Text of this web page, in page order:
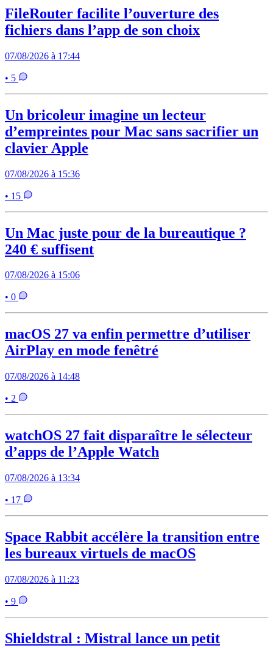
FileRouter facilite l’ouverture des
fichiers dans l’app de son choix
07/08/2026 à 17:44
• 5
Un bricoleur imagine un lecteur
d’empreintes pour Mac sans sacrifier un
clavier Apple
07/08/2026 à 15:36
• 15
Un Mac juste pour de la bureautique ?
240 € suffisent
07/08/2026 à 15:06
• 0
macOS 27 va enfin permettre d’utiliser
AirPlay en mode fenêtré
07/08/2026 à 14:48
• 2
watchOS 27 fait disparaître le sélecteur
d’apps de l’Apple Watch
07/08/2026 à 13:34
• 17
Space Rabbit accélère la transition entre
les bureaux virtuels de macOS
07/08/2026 à 11:23
• 9
Shieldstral : Mistral lance un petit